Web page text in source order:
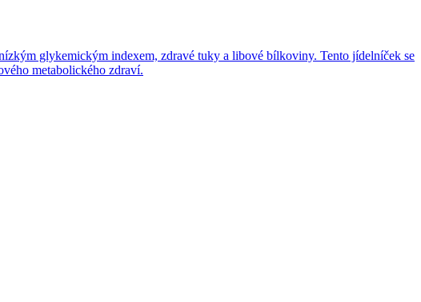
glykemickým indexem, zdravé tuky a libové bílkoviny. Tento jídelníček se
metabolického zdraví.